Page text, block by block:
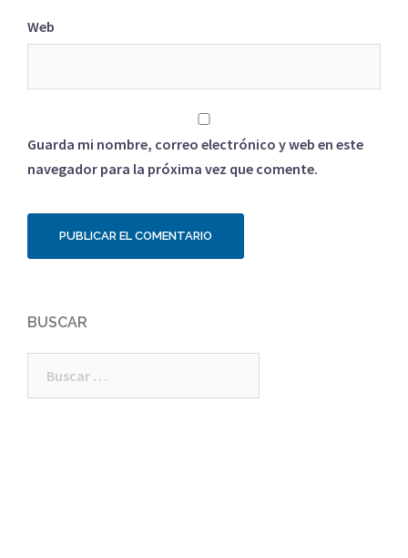
Web
Guarda mi nombre, correo electrónico y web en este
navegador para la próxima vez que comente.
BUSCAR